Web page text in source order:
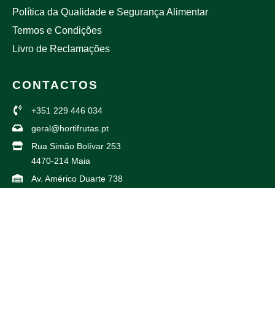
Política da Qualidade e Segurança Alimentar
Termos e Condições
Livro de Reclamações
CONTACTOS
+351 229 446 034
geral@hortifrutas.pt
Rua Simão Bolívar 253
4470-214 Maia
Av. Américo Duarte 738